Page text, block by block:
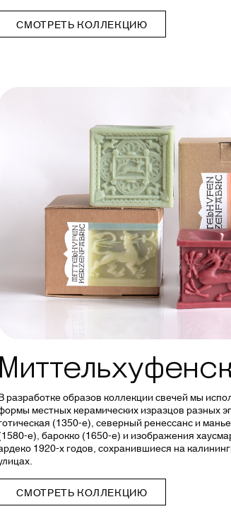
СМОТРЕТЬ КОЛЛЕКЦИЮ
разработке образов коллекции свечей мы
местных керамических изразцов разных
(1350-е), северный ренессанс и
е), барокко (1650-е) и изображения
1920-х годов, сохранившиеся на
СМОТРЕТЬ КОЛЛЕКЦИЮ